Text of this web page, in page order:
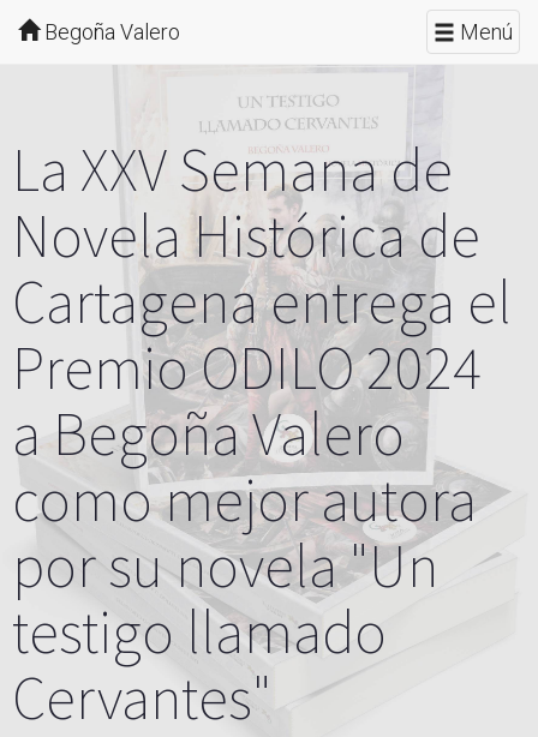
Menú
Begoña Valero
La XXV Semana de
Novela Histórica de
Cartagena entrega el
Premio ODILO 2024
a Begoña Valero
como mejor autora
por su novela "Un
testigo llamado
Cervantes"